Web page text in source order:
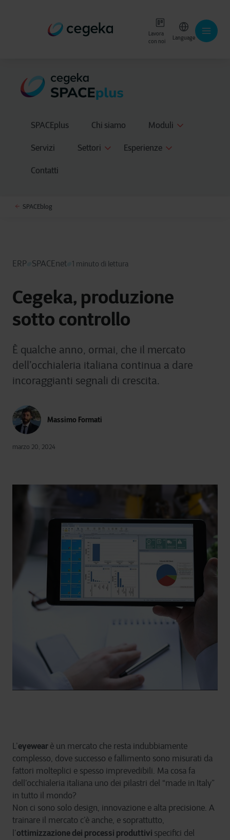
Lavora
con noi
Language
SPACEplus Chi siamo Moduli
Servizi Settori Esperienze
Contatti
SPACEblog
ERP SPACEnet 1 minuto di lettura
Cegeka, produzione
sotto controllo
È qualche anno, ormai, che il mercato
dell’occhialeria italiana continua a dare
incoraggianti segnali di crescita.
Massimo Formati
marzo 20, 2024
L’eyewear è un mercato che resta indubbiamente
complesso, dove successo e fallimento sono misurati da
fattori molteplici e spesso imprevedibili. Ma cosa fa
dell’occhialeria italiana uno dei pilastri del “made in Italy”
in tutto il mondo?
Non ci sono solo design, innovazione e alta precisione. A
trainare il mercato c’è anche, e soprattutto,
l’ottimizzazione dei processi produttivi specifici del